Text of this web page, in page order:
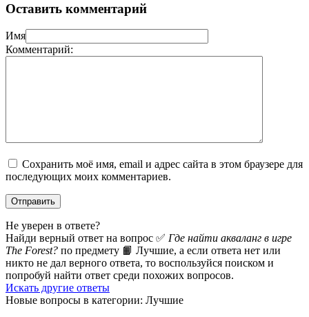
Оставить комментарий
Имя
Комментарий:
Сохранить моё имя, email и адрес сайта в этом браузере для
последующих моих комментариев.
Не уверен в ответе?
Найди верный ответ на вопрос ✅ Где найти акваланг в игре
The Forest? по предмету 📙 Лучшие, а если ответа нет или
никто не дал верного ответа, то воспользуйся поиском и
попробуй найти ответ среди похожих вопросов.
Искать другие ответы
Новые вопросы в категории: Лучшие